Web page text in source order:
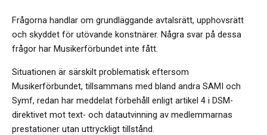
Frågorna handlar om grundläggande avtalsrätt, upphovsrätt
och skyddet för utövande konstnärer. Några svar på dessa
frågor har Musikerförbundet inte fått.
Situationen är särskilt problematisk eftersom
Musikerförbundet, tillsammans med bland andra SAMI och
Symf, redan har meddelat förbehåll enligt artikel 4 i DSM-
direktivet mot text- och datautvinning av medlemmarnas
prestationer utan uttryckligt tillstånd.